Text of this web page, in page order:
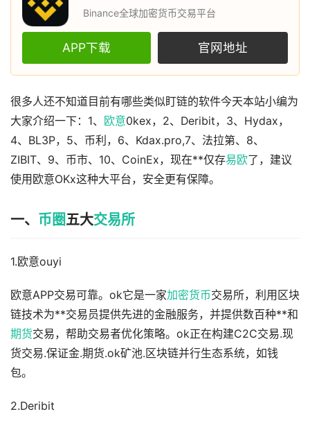
Binance全球加密货币交易平台
APP下载 官网地址
很多人还不知道目前有哪些类似盯链的软件今天本站小编为
大家介绍一下：1、
欧意0kex，2、Deribit，3、Hydax，
4、BL3P，5、币利，6、Kdax.pro,7、法拉第、8、
ZIBIT、9、币市、10、CoinEx，现在**仅存易欧了，建议
使用欧意OKx这种大平台，安全更有保障。
一、 币圈五大交易所
1.欧意ouyi
欧意APP交易可靠。ok它是一家加密货币交易所，利用区块
链技术为**交易员提供先进的金融服务，并提供数百种**和
期货交易，帮助交易者优化策略。ok正在构建C2C交易.现
货交易.保证金.期货.ok矿池.区块链并行生态系统，如钱
包。
2.Deribit